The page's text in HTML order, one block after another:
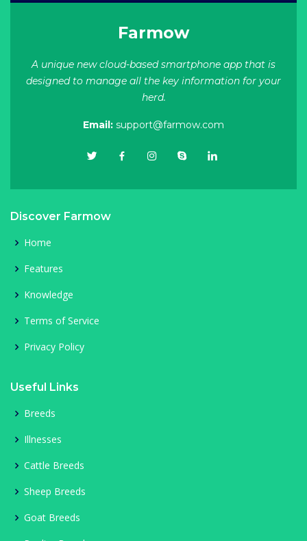
Farmow
A unique new cloud-based smartphone app that is
designed to manage all the key information for your
herd.
Email: support@farmow.com
Discover Farmow
Home
Features
Knowledge
Terms of Service
Privacy Policy
Useful Links
Breeds
Illnesses
Cattle Breeds
Sheep Breeds
Goat Breeds